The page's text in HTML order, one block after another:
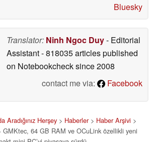
Bluesky
Translator: Ninh Ngoc Duy- Editorial
Assistant- 818035 articles published
on Notebookchecksince 2008
contact me via:
Facebook
Aradığınız Herşey > Haberler> Haber Arşivi >
64 GB RAM ve OCuLink özellikli yeni